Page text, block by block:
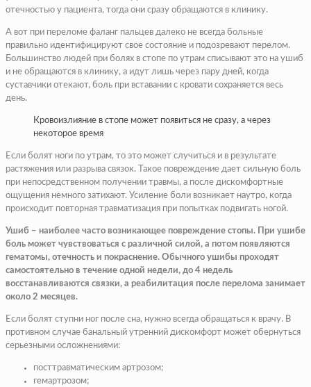
отечностью у пациента, тогда они сразу обращаются в клинику.
А вот при переломе фаланг пальцев далеко не всегда больные
правильно идентифицируют свое состояние и подозревают перелом.
Большинство людей при болях в стопе по утрам списывают это на ушиб
и не обращаются в клинику, а идут лишь через пару дней, когда
суставчики отекают, боль при вставании с кровати сохраняется весь
день.
Кровоизлияние в стопе может появиться не сразу, а через
некоторое время
Если болят ноги по утрам, то это может случиться и в результате
растяжения или разрыва связок. Такое повреждение дает сильную боль
при непосредственном получении травмы, а после дискомфортные
ощущения немного затихают. Усиление боли возникает наутро, когда
происходит повторная травматизация при попытках подвигать ногой.
Ушиб – наиболее часто возникающее повреждение стопы. При ушибе
боль может чувствоваться с различной силой, а потом появляются
гематомы, отечность и покраснение. Обычного ушибы проходят
самостоятельно в течение одной недели, до 4 недель
восстанавливаются связки, а реабилитация после перелома занимает
около 2 месяцев.
Если болят ступни ног после сна, нужно всегда обращаться к врачу. В
противном случае банальный утренний дискомфорт может обернуться
серьезными осложнениями:
посттравматическим артрозом;
гемартрозом;